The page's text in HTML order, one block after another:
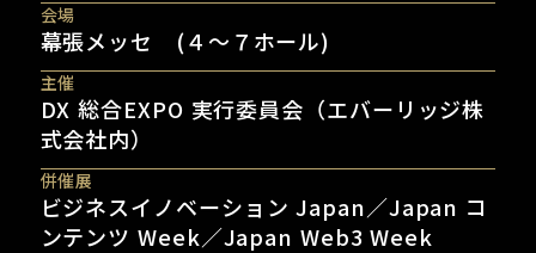
会場
幕張メッセ (４〜７ホール)
主催
DX 総合EXPO 実行委員会（エバーリッジ株
式会社内）
併催展
ビジネスイノベーション Japan／Japan コ
ンテンツ Week／Japan Web3 Week